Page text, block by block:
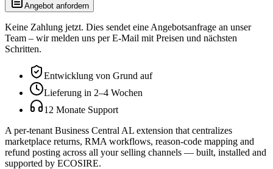
Angebot anfordern
Keine Zahlung jetzt. Dies sendet eine Angebotsanfrage an unser
Team – wir melden uns per E-Mail mit Preisen und nächsten
Schritten.
Entwicklung von Grund auf
Lieferung in 2–4 Wochen
12 Monate Support
A per-tenant Business Central AL extension that centralizes
marketplace returns, RMA workflows, reason-code mapping and
refund posting across all your selling channels — built, installed and
supported by ECOSIRE.